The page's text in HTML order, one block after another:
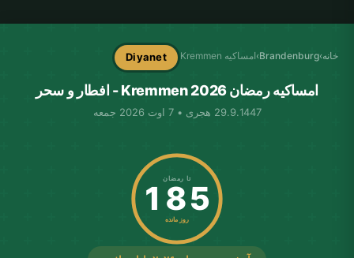
خانه›
Brandenburg
›امساکیه Kremmen Diyanet
امساکیه رمضان Kremmen 2026 - افطار و سحر
29.9.1447 هجری • 7 اوت 2026 جمعه
تا رمضان
185
روز مانده